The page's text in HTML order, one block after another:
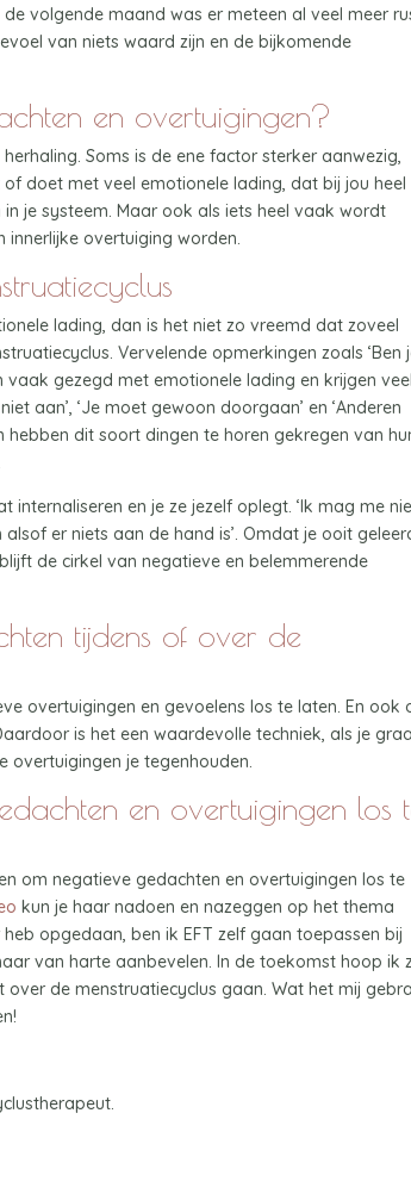
volgende maand was er meteen al veel meer
van niets waard zijn en de bijkomende
en overtuigingen?
Soms is de ene factor sterker aanwezig,
doet met veel emotionele lading, dat bij jou heel
je systeem. Maar ook als iets heel vaak wordt
overtuiging worden.
lading, dan is het niet zo vreemd dat zoveel
Vervelende opmerkingen zoals ‘Ben
vaak gezegd met emotionele lading en krijgen veel
aan’, ‘Je moet gewoon doorgaan’ en ‘Anderen
dit soort dingen te horen gekregen van
en je ze jezelf oplegt. ‘Ik mag me
alsof er niets aan de hand is’. Omdat je ooit
de cirkel van negatieve en belemmerende
tijdens of over de
overtuigingen en gevoelens los te laten. En ook
is het een waardevolle techniek, als je
overtuigingen je tegenhouden.
en overtuigingen los
om negatieve gedachten en overtuigingen los te
kun je haar nadoen en nazeggen op het thema
opgedaan, ben ik EFT zelf gaan toepassen bij
van harte aanbevelen. In de toekomst hoop ik
de menstruatiecyclus gaan. Wat het mij